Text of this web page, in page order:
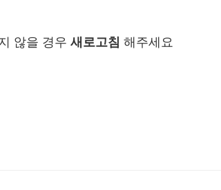
않을 경우 새로고침 해주세요